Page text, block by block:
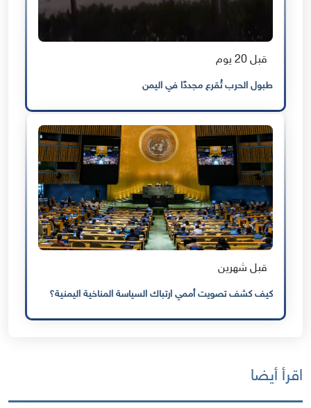
قبل 20 يوم
طبول الحرب تُقرع مجددًا في اليمن
قبل شهرين
كيف كشف تصويت أممي ارتباك السياسة المناخية اليمنية؟
اقرأ أيضا